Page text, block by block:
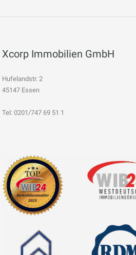
Xcorp Immobilien GmbH
Hufelandstr. 2
45147 Essen
Tel: 0201/747 69 51 1